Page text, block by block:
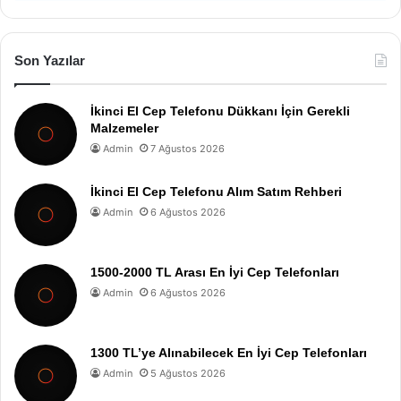
Son Yazılar
İkinci El Cep Telefonu Dükkanı İçin Gerekli
Malzemeler
Admin 7 Ağustos 2026
İkinci El Cep Telefonu Alım Satım Rehberi
Admin 6 Ağustos 2026
1500-2000 TL Arası En İyi Cep Telefonları
Admin 6 Ağustos 2026
1300 TL’ye Alınabilecek En İyi Cep Telefonları
Admin 5 Ağustos 2026